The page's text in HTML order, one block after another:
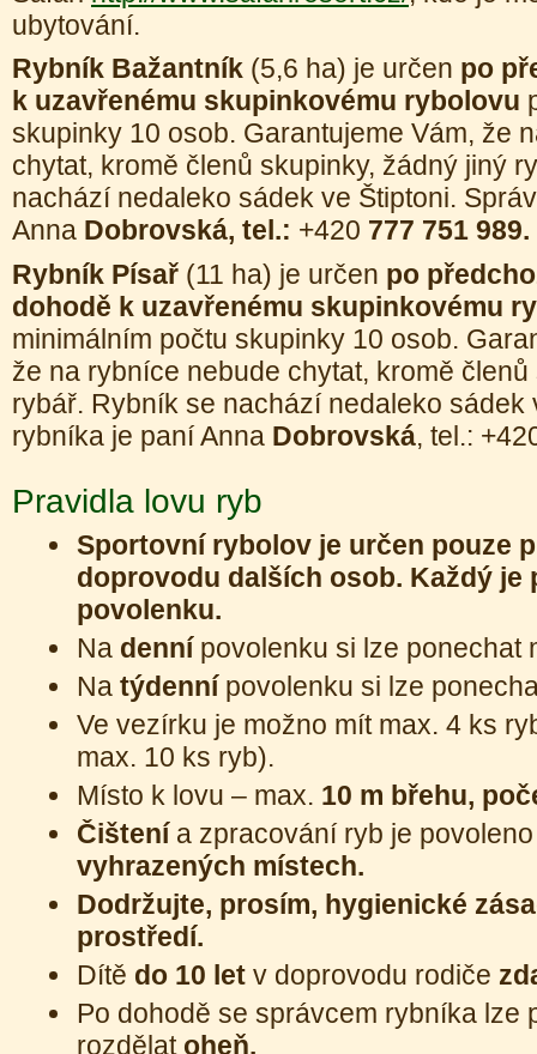
ubytování.
Rybník Bažantník (5,6 ha) je určen po
k uzavřenému skupinkovému rybolovu
skupinky 10 osob. Garantujeme Vám, že
chytat, kromě členů skupinky, žádný jiný
nachází nedaleko sádek ve Štiptoni.
Anna Dobrovská, tel.: +420 777 751 989.
Rybník Písař (11 ha) je určen po
dohodě k uzavřenému skupinkovému
minimálním počtu skupinky 10 osob.
že na rybníce nebude chytat, kromě
rybář. Rybník se nachází nedaleko sádek
rybníka je paní Anna Dobrovská, tel.:
Pravidla lovu ryb
Sportovní rybolov je určen pouze
doprovodu dalších osob. Každý je
povolenku.
Na dennípovolenku si lze ponechat
Na týdennípovolenku si lze
Ve vezírku je možno mít max. 4 ks
max. 10 ks ryb).
Místo k lovu – max. 10 m břehu,
Čištení a zpracování ryb je
vyhrazených místech.
Dodržujte, prosím, hygienické
prostředí.
Dítě do 10 let v doprovodu rodiče
Po dohodě se správcem rybníka lze
rozdělat oheň.